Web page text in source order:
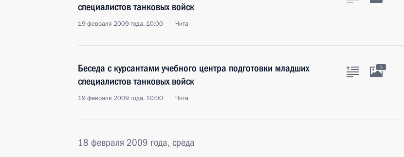
специалистов танковых войск
19 февраля 2009 года, 10:00 Чита
Беседа с курсантами учебного центра подготовки младших
специалистов танковых войск
19 февраля 2009 года, 10:00 Чита
5
18 февраля 2009 года, среда